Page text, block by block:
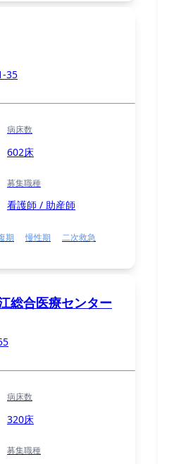
35
病床数
602床
募集職種
看護師 / 助産師
期 慢性期
二次救急
総合医療センター
病床数
320床
募集職種